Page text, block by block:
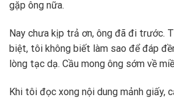
gặp ông nữa.
Nay chưa kịp trả ơn, ông đã đi trước.
biệt, tôi không biết làm sao để đáp
lòng tạc dạ. Cầu mong ông sớm về
Khi tôi đọc xong nội dung mảnh giấy,